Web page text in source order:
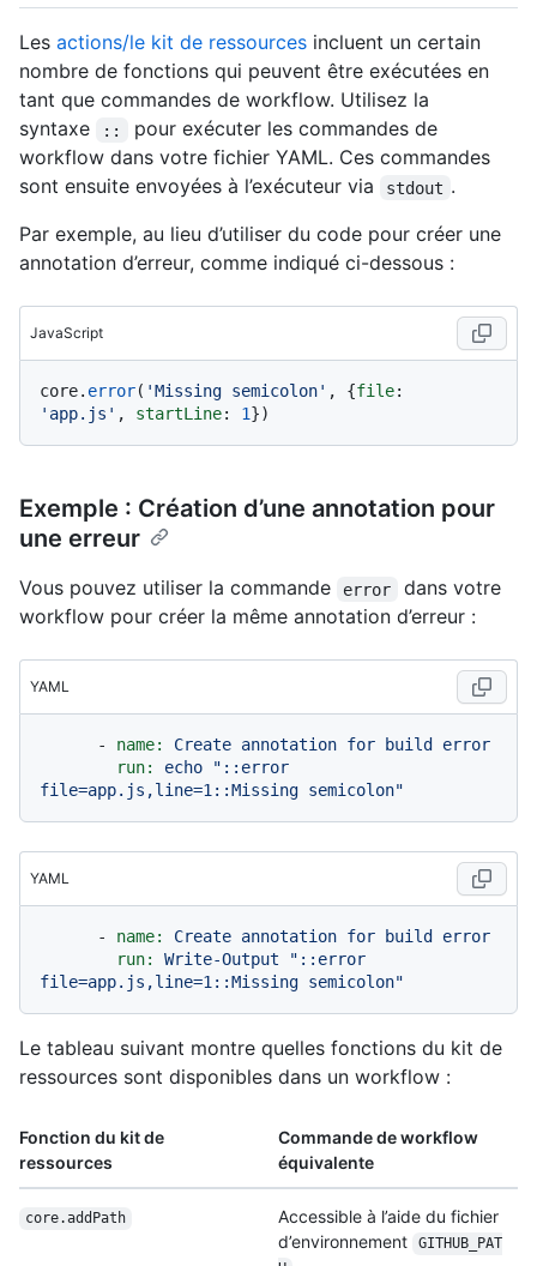
Les actions/le kit de ressources incluent un certain
nombre de fonctions qui peuvent être exécutées en
tant que commandes de workflow. Utilisez la
syntaxe
::
pour exécuter les commandes de
workflow dans votre fichier YAML. Ces commandes
sont ensuite envoyées à l’exécuteur via
stdout .
Par exemple, au lieu d’utiliser du code pour créer une
annotation d’erreur, comme indiqué ci-dessous :
JavaScript
core. error( 'Missing semicolon' , {file
'app.js' , startLine: 1
Exemple : Création d’une annotation pour
une erreur
Vous pouvez utiliser la commande error
dans votre
workflow pour créer la même annotation d’erreur :
YAML
- name: Create annotation for build
error
run:
echo
"::error
file=app.js,line=1::Missing semicolon"
YAML
- name: Create annotation for build
error
run:
Write-Output
"::error
file=app.js,line=1::Missing semicolon"
Le tableau suivant montre quelles fonctions du kit de
ressources sont disponibles dans un workflow :
Fonction du kit de
ressources
Commande de workflow
équivalente
core.addPath
Accessible à l’aide du fichier
d’environnement
GITHUB_PAT